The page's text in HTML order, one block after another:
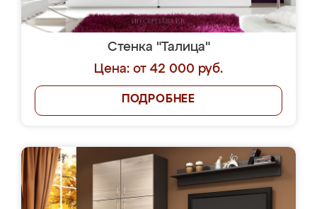
Стенка "Талица"
Цена: от 42 000 руб.
ПОДРОБНЕЕ